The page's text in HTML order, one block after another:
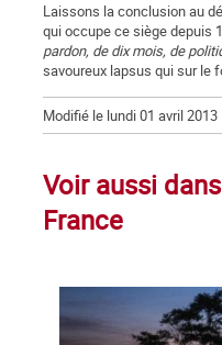
Laissons la conclusion au
qui occupe ce siège depuis
pardon, de dix mois, de
savoureux lapsus qui sur le
Modifié le lundi 01 avril 2013
Voir aussi
France